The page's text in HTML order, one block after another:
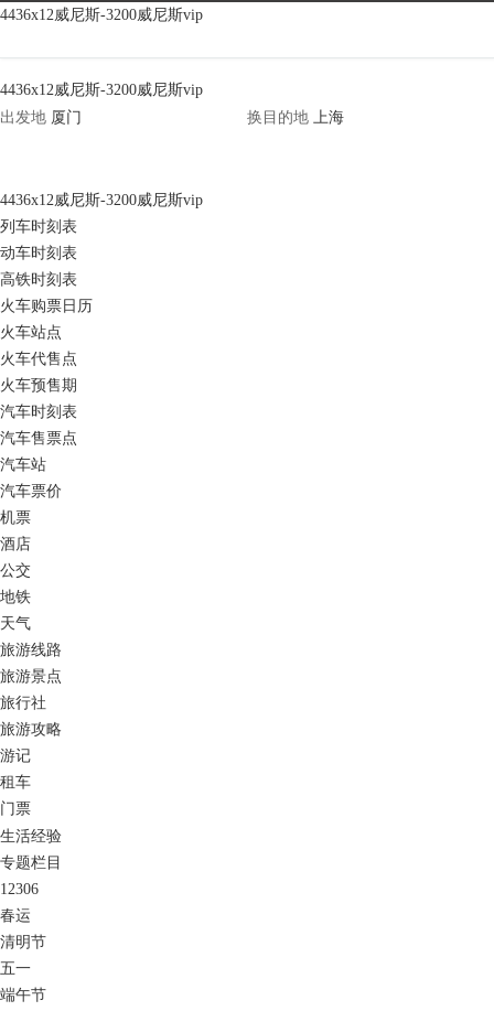
香港旅游天气|香港旅游天气预报查
4436x12威尼斯-3200威尼斯vip
4436x12威尼斯-3200威尼斯vip
出发地
换 目的地
4436x12威尼斯-3200威尼斯vip
列车时刻表
动车时刻表
高铁时刻表
火车购票日历
火车站点
火车代售点
火车预售期
汽车时刻表
汽车售票点
汽车站
汽车票价
机票
酒店
公交
地铁
天气
旅游线路
旅游景点
旅行社
旅游攻略
游记
租车
门票
生活经验
专题栏目
12306
春运
清明节
五一
端午节